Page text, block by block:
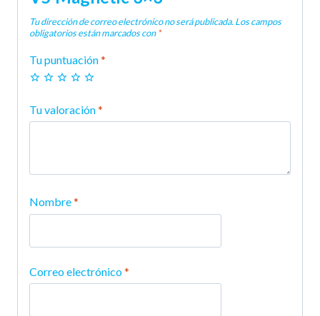
Tu dirección de correo electrónico no será publicada.Los campos
obligatorios están marcados con*
Tu puntuación*
Tu valoración*
Nombre*
Correo electrónico*